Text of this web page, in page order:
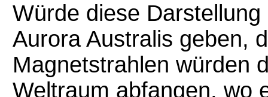
Würde diese
Aurora Australis geben,
Magnetstrahlen würden
Weltraum abfangen, wo